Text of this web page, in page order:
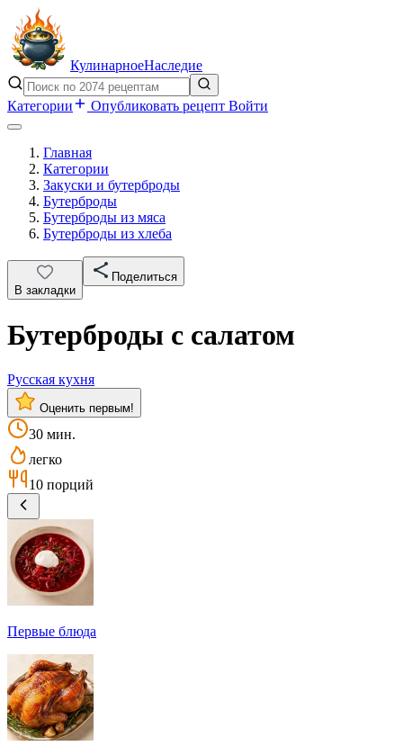
КулинарноеНаследие
Категории Опубликовать рецепт Войти
Главная
Категории
Закуски и бутерброды
Бутерброды
Бутерброды из мяса
Бутерброды из хлеба
В закладки
Поделиться
Бутерброды с салатом
Русская кухня
Оценить первым!
30 мин.
легко
10 порций
Первые блюда